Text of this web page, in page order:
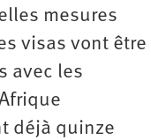
mesures
visas vont être
avec les
déjà quinze